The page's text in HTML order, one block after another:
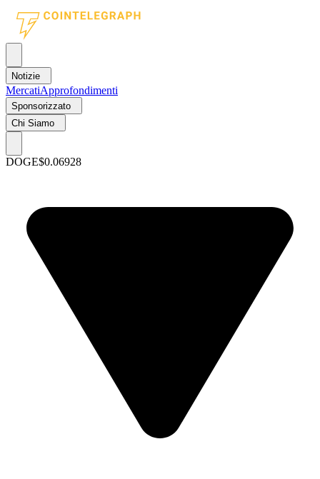
Notizie
MercatiApprofondimenti
Sponsorizzato
Chi Siamo
DOGE$0.06928